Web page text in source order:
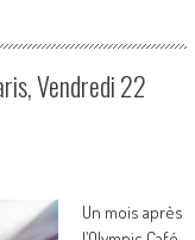
Vendredi 22
Un mois après